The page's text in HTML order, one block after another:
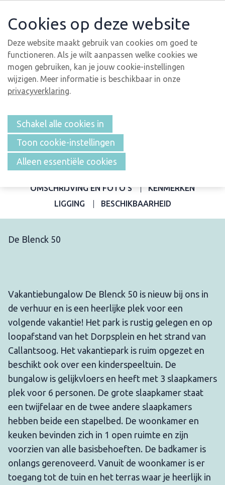
OVERZICHT
OMSCHRIJVING EN FOTO'S
KENMERKEN
LIGGING
BESCHIKBAARHEID
De Blenck 50
Vakantiebungalow De Blenck 50 is nieuw bij ons in
de verhuur en is een heerlijke plek voor een
volgende vakantie! Het park is rustig gelegen en op
loopafstand van het Dorpsplein en het strand van
Callantsoog. Het vakantiepark is ruim opgezet en
beschikt ook over een kinderspeeltuin. De
bungalow is gelijkvloers en heeft met 3 slaapkamers
plek voor 6 personen. De grote slaapkamer staat
een twijfelaar en de twee andere slaapkamers
hebben beide een stapelbed. De woonkamer en
keuken bevinden zich in 1 open ruimte en zijn
voorzien van alle basisbehoeften. De badkamer is
onlangs gerenoveerd. Vanuit de woonkamer is er
toegang tot de tuin en het terras waar je heerlijk in
Cookies op deze website
Deze website maakt gebruik van cookies om goed te
functioneren. Als je wilt aanpassen welke cookies we
mogen gebruiken, kan je jouw cookie-instellingen
wijzigen. Meer informatie is beschikbaar in onze
privacyverklaring.
Schakel alle cookies in
Toon cookie-instellingen
Alleen essentiële cookies